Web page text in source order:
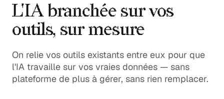
L'IA branchée sur vos
outils, sur mesure
On relie vos outils existants entre eux pour que
l'IA travaille sur vos vraies données — sans
plateforme de plus à gérer, sans rien remplacer.